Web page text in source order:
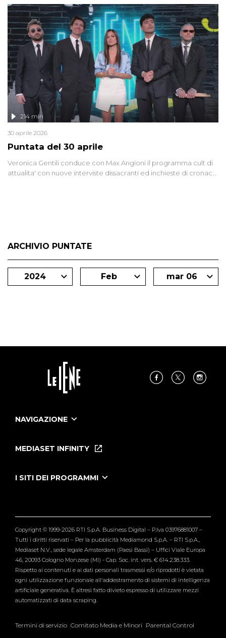
di settore - su quanto la guerra sia diventata una realtà pervasiva.
Anche se l'Italia non è direttamente coinvolta in conflitti armati, il
contesto globale rende impossibile considerarla un fenomeno
lontano.
Puntata del 30 aprile
214 min
30 aprile 2026
Veronica Gentili conduce con Max Angioni il programma cult di
attualita' con nuove interviste dissacranti ed inchieste di cronaca
ARCHIVIO PUNTATE
2024 Feb mar 06
NAVIGAZIONE
Le Iene Presentano Inside
Tutti i servizi
MEDIASET INFINITY
I SITI DEI PROGRAMMI
Verissimo
Copyright © 1999-2026 RTI S.p.A. Business Digital – P.Iva 03976881007 –
Tutti i diritti riservati – Per la pubblicità Mediamond S.p.A. – RTI S.p.A.,
Mediaset N.V., sede legale Amsterdam (Paesi Bassi) – Uffici Viale Europa
46, 20093 Cologno Monzese (MI) - Cap. Soc. int. vers. € 614.238.333.
Rispetto ai contenuti e ai dati personali trasmessi e/o riprodotti è vietata
ogni utilizzazione funzionale all'addestramento di sistemi di intelligenza
artificiale generativa. È altresì fatto divieto espresso di utilizzare mezzi
automatizzati di data scraping.
Termini di servizio Comitato Media e Minori Parental Control